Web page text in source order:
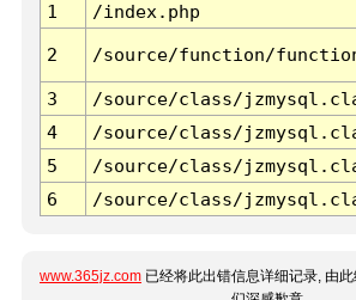
1
/index.php
2 /source/function/
3 /source/class/
4
/source/class/
5
/source/class/
6
/source/class/
www.365jz.com 已经将此出错信息详细记录, 由